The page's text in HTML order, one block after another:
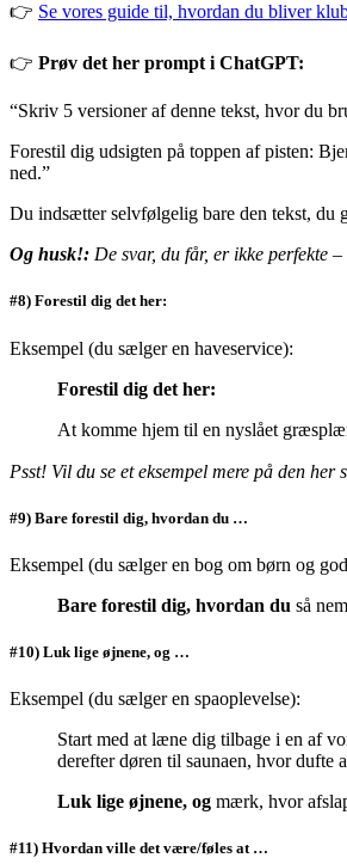
👉 Se vores guide til, hvordan du bliver
👉 Prøv det her prompt i ChatGPT:
“Skriv 5 versioner af denne tekst, hvor du
Forestil dig udsigten på toppen af pisten:
ned.”
Du indsætter selvfølgelig bare den tekst, du
Og husk!: De svar, du får, er ikke perfekte
#8) Forestil dig det her:
Eksempel (du sælger en haveservice):
Forestil dig det her:
At komme hjem til en nyslået
Psst! Vil du se et eksempel mere på den
#9) Bare forestil dig, hvordan du …
Eksempel (du sælger en bog om børn og
Bare forestil dig, hvordan du så
#10) Luk lige øjnene, og …
Eksempel (du sælger en spaoplevelse):
Start med at læne dig tilbage i en af
derefter døren til saunaen, hvor
Luk lige øjnene, og mærk, hvor
#11) Hvordan ville det være/føles at …